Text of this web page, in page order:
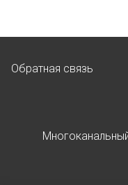
Обратная связь